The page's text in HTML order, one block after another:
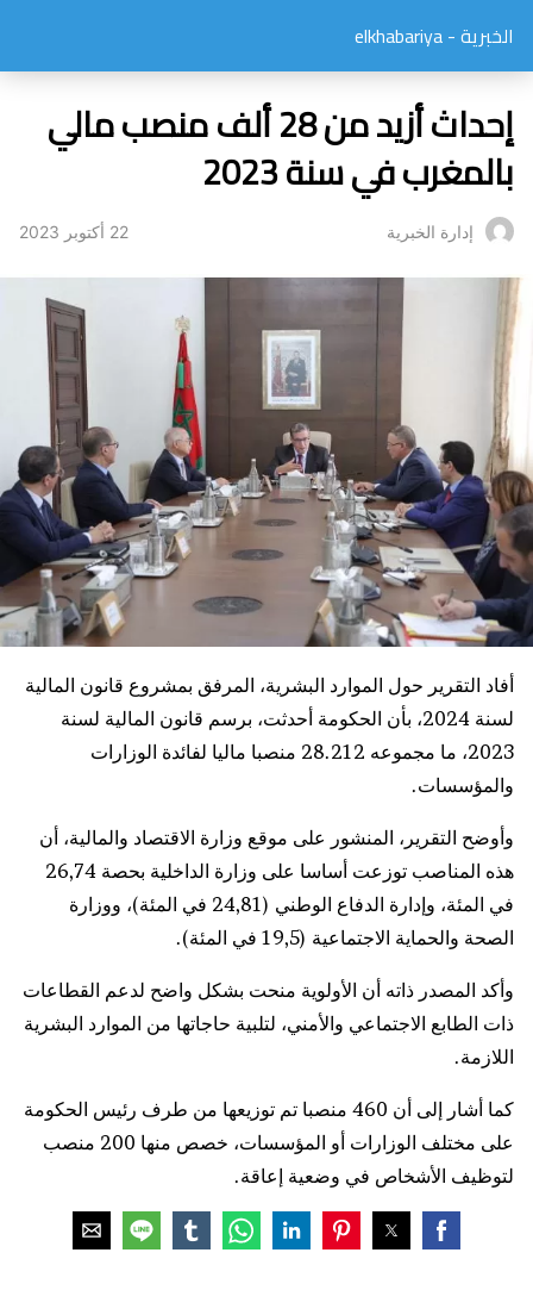
الخبرية - elkhabariya
إحداث أزيد من 28 ألف منصب مالي
بالمغرب في سنة 2023
إدارة الخبرية 22 أكتوبر 2023
أفاد التقرير حول الموارد البشرية، المرفق بمشروع قانون المالية
لسنة 2024، بأن الحكومة أحدثت، برسم قانون المالية لسنة
2023، ما مجموعه 28.212 منصبا ماليا لفائدة الوزارات
والمؤسسات.
وأوضح التقرير، المنشور على موقع وزارة الاقتصاد والمالية، أن
هذه المناصب توزعت أساسا على وزارة الداخلية بحصة 26,74
في المئة، وإدارة الدفاع الوطني (24,81 في المئة)، ووزارة
الصحة والحماية الاجتماعية (19,5 في المئة).
وأكد المصدر ذاته أن الأولوية منحت بشكل واضح لدعم القطاعات
ذات الطابع الاجتماعي والأمني، لتلبية حاجاتها من الموارد البشرية
اللازمة.
كما أشار إلى أن 460 منصبا تم توزيعها من طرف رئيس الحكومة
على مختلف الوزارات أو المؤسسات، خصص منها 200 منصب
لتوظيف الأشخاص في وضعية إعاقة.